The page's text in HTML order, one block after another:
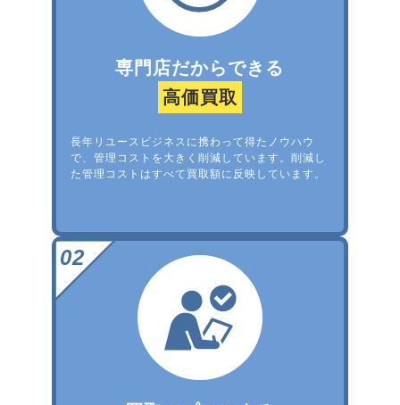
専門店だからできる
高価買取
長年リユースビジネスに携わって得たノウハウ
で、管理コストを大きく削減しています。削減し
た管理コストはすべて買取額に反映しています。